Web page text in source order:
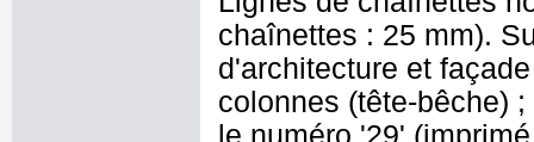
chaînettes : 25 mm).
d'architecture et
colonnes (tête-bêche)
le numéro '29'